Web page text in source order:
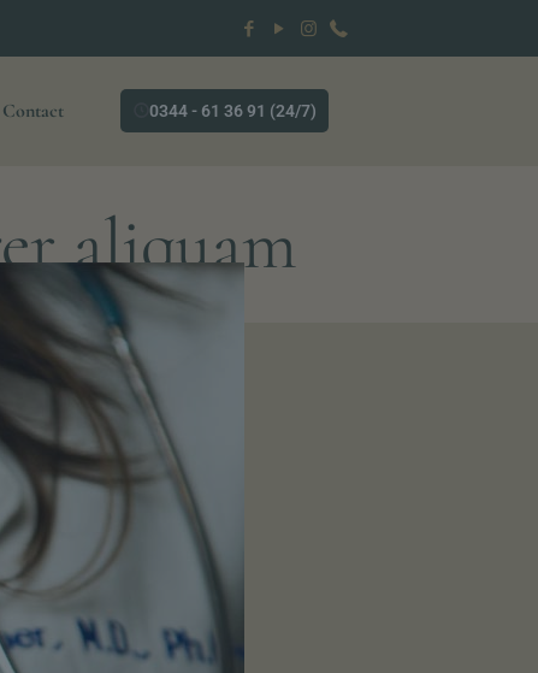
Contact 0344 - 61 36 91 (24/7)
aliquam